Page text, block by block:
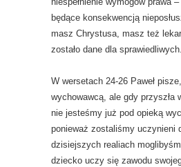
będące konsekwencją
masz Chrystusa, masz też
zostało dane dla sprawiedliwych.
W wersetach 24-26 Paweł
wychowawcą, ale gdy przyszła
nie jesteśmy już pod opieką
ponieważ zostaliśmy uczynieni
dzisiejszych realiach
dziecko uczy się zawodu